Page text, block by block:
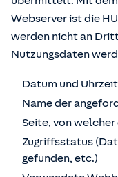
Webserver ist die
werden nicht an
Nutzungsdaten
Datum und
Name der
Seite, von
Zugriffsstatus
gefunden, etc.)